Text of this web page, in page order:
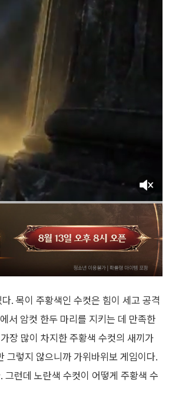
. 목이 주황색인 수컷은 힘이 세고 공격
서 암컷 한두 마리를 지키는 데 만족한
장 많이 차지한 주황색 수컷의 새끼가
그렇지 않으니까 가위바위보 게임이다.
런데 노란색 수컷이 어떻게 주황색 수